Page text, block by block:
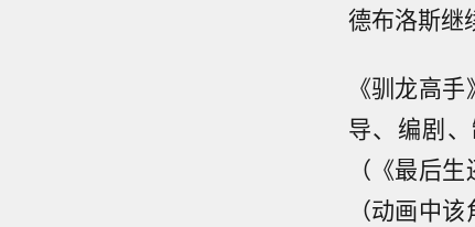
德布洛斯继
《驯龙高
导、编剧
（《最后
（动画中